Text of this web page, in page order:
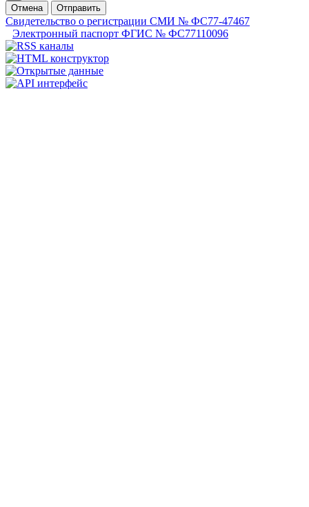
Отмена
Отправить
Свидетельство о регистрации СМИ № ФС77-47467
Электронный паспорт ФГИС № ФС77110096